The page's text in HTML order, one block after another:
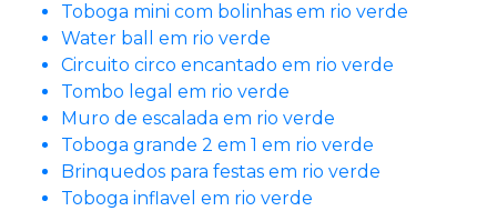
Toboga mini com bolinhas em rio verde
Water ball em rio verde
Circuito circo encantado em rio verde
Tombo legal em rio verde
Muro de escalada em rio verde
Toboga grande 2 em 1 em rio verde
Brinquedos para festas em rio verde
Toboga inflavel em rio verde